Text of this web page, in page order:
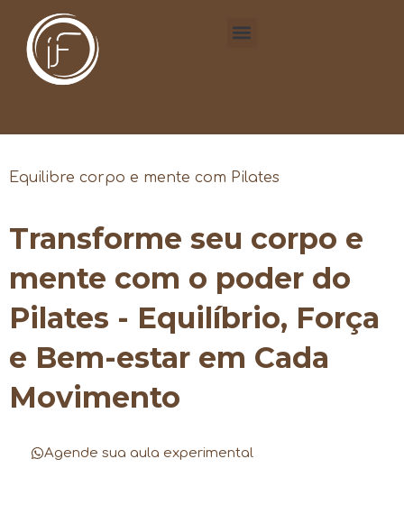
Equilibre corpo e mente com Pilates
Transforme seu corpo e
mente com o poder do
Pilates - Equilíbrio, Força
e Bem-estar em Cada
Movimento
Agende sua aula experimental